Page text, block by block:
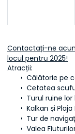
Contactați-ne
locul pentru 2025!
Atracții:
Călătorie pe
Cetatea
Turul ruine
Kalkan și
Tur de
Valea